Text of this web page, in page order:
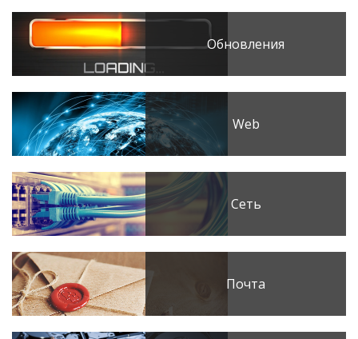
Обновления
Web
Сеть
Почта